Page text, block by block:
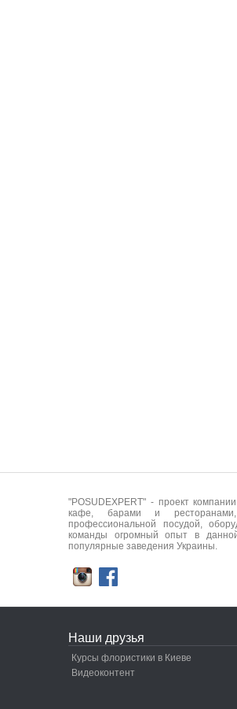
"POSUDEXPERT" - проект
кафе, барами и ресторанами,
профессиональной посудой,
команды огромный опыт в
популярные заведения Украины.
Наши друзья
Курсы флористики в Киеве
Видеоконтент